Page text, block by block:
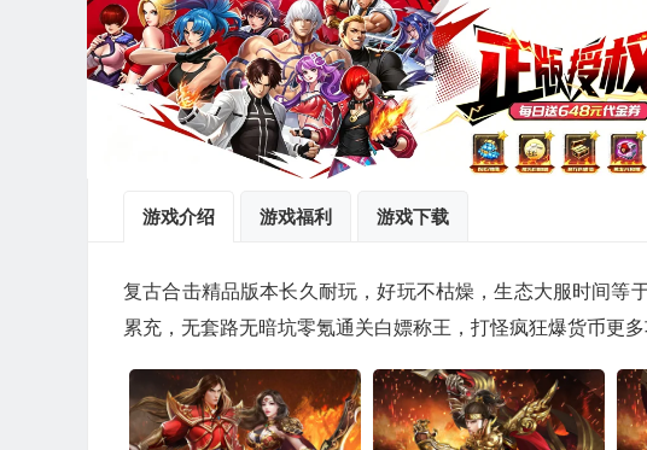
游戏介绍 游戏福利 游戏下载
复古合击精品版本长久耐玩，好玩不枯燥，生态大服时间等
累充，无套路无暗坑零氪通关白嫖称王，打怪疯狂爆货币更